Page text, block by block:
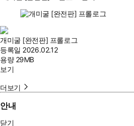
개미굴 [완전판] 프롤로그
등록일 2026.02.12
용량 29MB
보기
더보기
안내
닫기